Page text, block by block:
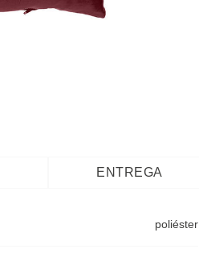
ENTREGA
poliéster